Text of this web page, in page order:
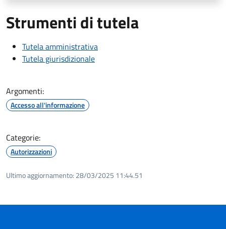
Strumenti di tutela
Tutela amministrativa
Tutela giurisdizionale
Argomenti:
Accesso all'informazione
Categorie:
Autorizzazioni
Ultimo aggiornamento: 28/03/2025 11:44.51